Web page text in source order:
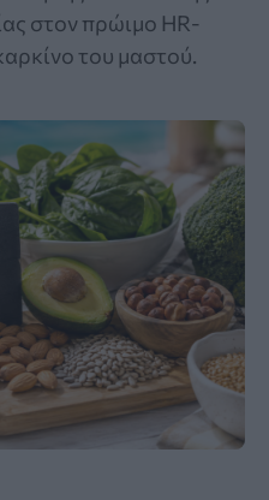
στον πρώιμο HR-
του μαστού.